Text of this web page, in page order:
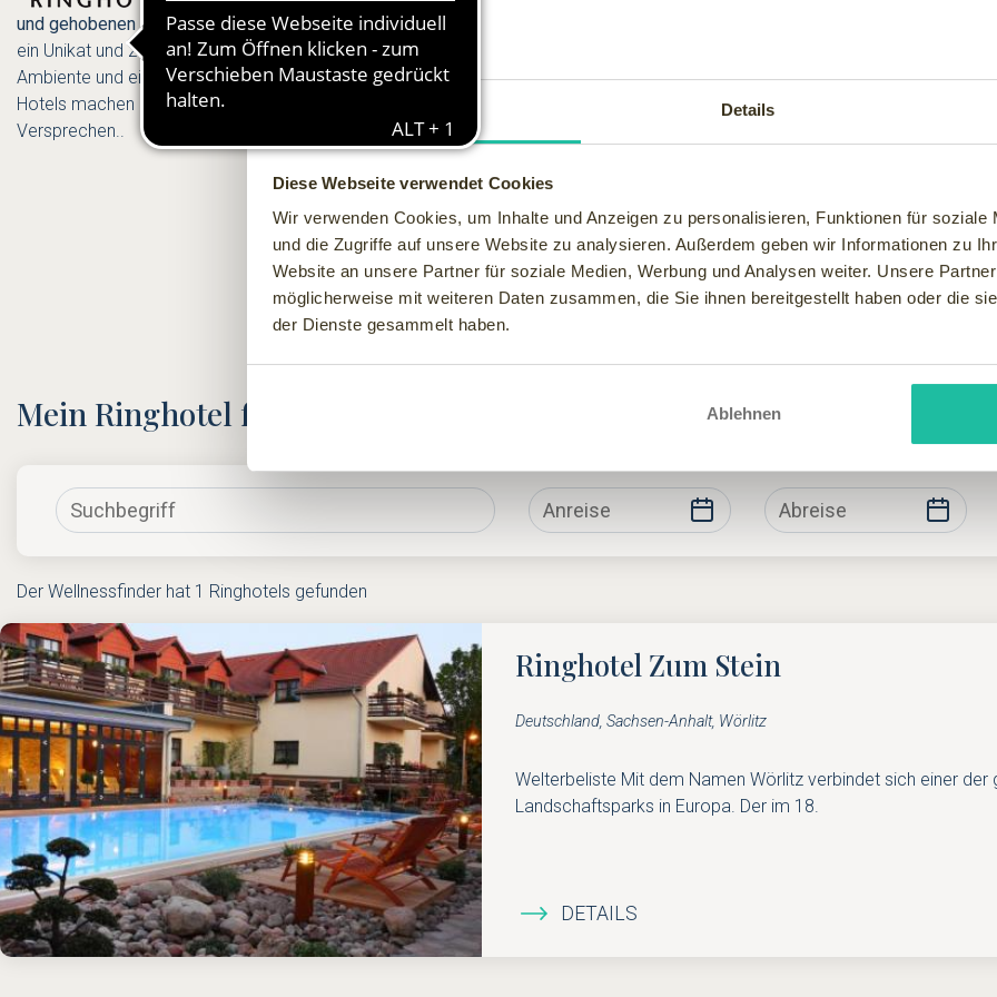
Details
Diese Webseite verwendet Cookies
Wir verwenden Cookies, um Inhalte und Anzeigen zu personalisieren, Funktionen für soziale
und die Zugriffe auf unsere Website zu analysieren. Außerdem geben wir Informationen zu
Website an unsere Partner für soziale Medien, Werbung und Analysen weiter. Unsere
möglicherweise mit weiteren Daten zusammen, die Sie ihnen bereitgestellt haben oder die
der Dienste gesammelt haben.
Ablehnen
und gehobenen Drei-Sterne-Bereichin ganz Deutschland. Jedes der Mitgliedshotels ist
ein Unikat und zeichnet sich durch die private, sehr persönliche Führung, lokaltypisches
Ambiente und eine hervorragende Küche mit saisonalen Produkten der Region aus. Die
Hotels machen
HeimatGenuss zum Erlebnis
Versprechen..
Mein Ringhotel finden
Der Wellnessfinder hat 1 Ringhotels gefunden
Ringhotel Zum Stein
Deutschland, Sachsen-Anhalt, Wörlitz
Welterbeliste Mit dem Namen Wörlitz verbindet sich einer der
Landschaftsparks in Europa. Der im 18.
DETAILS